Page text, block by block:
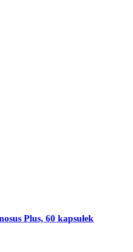
Plus, 60 kapsułek